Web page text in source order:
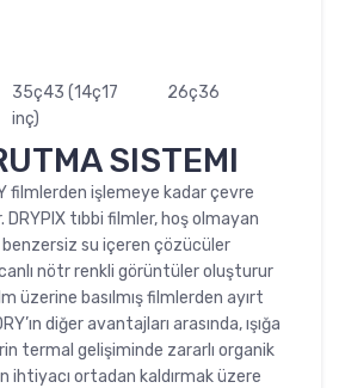
35ç43 (14ç17
inç)
26ç36
SISTEMI
filmlerden işlemeye kadar çevre
tıbbi filmler, hoş olmayan
su içeren çözücüler
nötr renkli görüntüler oluşturur
üzerine basılmış filmlerden ayırt
diğer avantajları arasında, ışığa
termal gelişiminde zararlı organik
ihtiyacı ortadan kaldırmak üzere